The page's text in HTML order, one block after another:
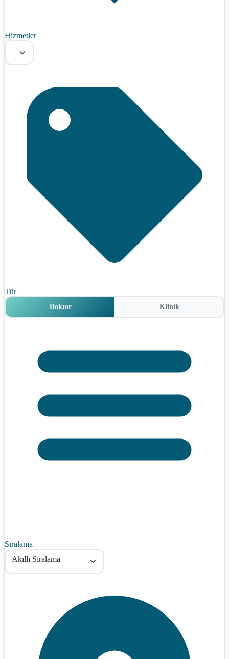
Hizmetler
Tümü
Tür
Doktor Klinik
Sıralama
Akıllı Sıralama